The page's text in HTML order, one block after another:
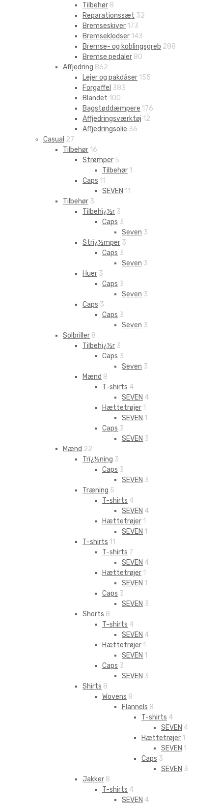
Tilbehør 8
Reparationssæt 32
Bremseskiver 173
Bremseklodser 143
Bremse- og koblingsgreb 288
Bremse pedaler 80
Affjedring 862
Lejer og pakdåser 155
Forgaffel 383
Blandet 100
Bagstøddæmpere 176
Affjedringsværktøj 12
Affjedringsolie 36
Casual 27
Tilbehør 16
Strømper 5
Tilbehør 1
Caps 11
SEVEN 11
Tilbehør 3
Tilbehï¿½r 3
Caps 3
Seven 3
Strï¿½mper 3
Caps 3
Seven 3
Huer 3
Caps 3
Seven 3
Caps 3
Caps 3
Seven 3
Solbriller 8
Tilbehï¿½r 3
Caps 3
Seven 3
Mænd 8
T-shirts 4
SEVEN 4
Hættetrøjer 1
SEVEN 1
Caps 3
SEVEN 3
Mænd 22
Trï¿½ning 3
Caps 3
SEVEN 3
Træning 5
T-shirts 4
SEVEN 4
Hættetrøjer 1
SEVEN 1
T-shirts 11
T-shirts 7
SEVEN 4
Hættetrøjer 1
SEVEN 1
Caps 3
SEVEN 3
Shorts 8
T-shirts 4
SEVEN 4
Hættetrøjer 1
SEVEN 1
Caps 3
SEVEN 3
Shirts 8
Wovens 8
Flannels 8
T-shirts 4
SEVEN 4
Hættetrøjer 1
SEVEN 1
Caps 3
SEVEN 3
Jakker 8
T-shirts 4
SEVEN 4